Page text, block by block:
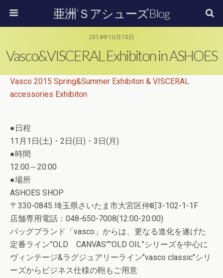
亜洲’ＳアシューズBlog
2014年10月10日
Vasco&VISCERAL Exhibiton in ASHOES
Vasco 2015 Spring&Summer Exhibiton & VISCERAL
accessories Exhibiton
●日程
11月1日(土)・2日(日)・3日(月)
●時間
12:00～20:00
●場所
ASHOES SHOP
〒330-0845 埼玉県さいたま市大宮区仲町3-102-1-1F
店舗専用電話：048-650-7008(12:00-20:00)
バッグブランド「vasco」からは、更なる進化を遂げた
定番ライン”OLD CANVAS””OLD OIL”シリーズを中心に
ヴィンテージ&ラグジュアリーライン"vasco classic"シリ
ーズからビジネス仕様の鞄もご用意